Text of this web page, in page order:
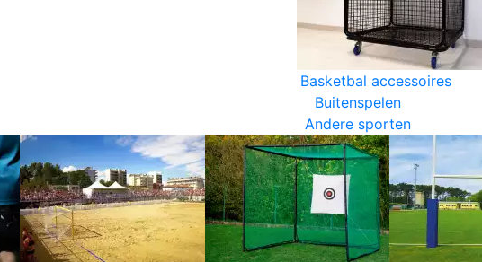
Basketbal accessoires
Buitenspelen
Andere sporten